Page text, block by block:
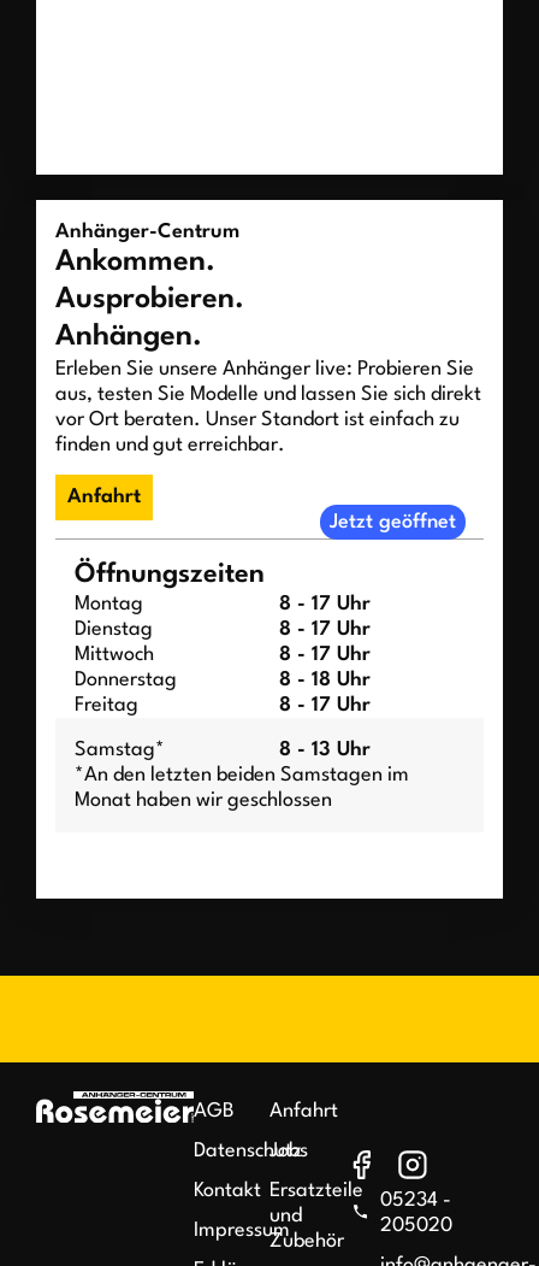
Anhänger-Centrum
Ankommen.
Ausprobieren.
Anhängen.
Erleben Sie unsere Anhänger live: Probieren Sie
aus, testen Sie Modelle und lassen Sie sich direkt
vor Ort beraten. Unser Standort ist einfach zu
finden und gut erreichbar.
Anfahrt
Jetzt geöffnet
Öffnungszeiten
Montag
8 - 17 Uhr
Dienstag
8 - 17 Uhr
Mittwoch
8 - 17 Uhr
Donnerstag
8 - 18 Uhr
Freitag
8 - 17 Uhr
Samstag*
8 - 13 Uhr
*An den letzten beiden Samstagen im
Monat haben wir geschlossen
AGB
Datenschutz
Kontakt
Impressum
Anfahrt
Jobs
Ersatzteile
und
Zubehör
05234 -
205020